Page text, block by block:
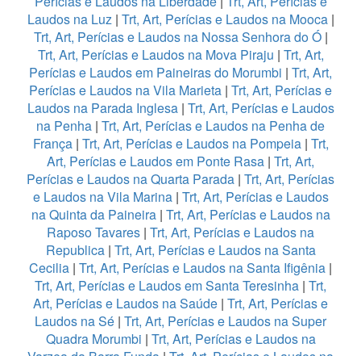
Laudos na Luz| Trt, Art, Perícias e Laudos na Mooca|
Trt, Art, Perícias e Laudos na Nossa Senhora do Ó|
Trt, Art, Perícias e Laudos na Mova Piraju | Trt, Art,
Perícias e Laudos em Paineiras do Morumbi | Trt, Art,
Perícias e Laudos na Vila Marieta | Trt, Art, Perícias e
Laudos na Parada Inglesa | Trt, Art, Perícias e Laudos
na Penha | Trt, Art, Perícias e Laudos na Penha de
França | Trt, Art, Perícias e Laudos na Pompeia| Trt,
Art, Perícias e Laudos em Ponte Rasa | Trt, Art,
Perícias e Laudos na Quarta Parada | Trt, Art, Perícias
e Laudos na Vila Marina| Trt, Art, Perícias e Laudos
na Quinta da Paineira| Trt, Art, Perícias e Laudos na
Raposo Tavares | Trt, Art, Perícias e Laudos na
Republica| Trt, Art, Perícias e Laudos na Santa
Cecilia | Trt, Art, Perícias e Laudos na Santa Ifigênia |
Trt, Art, Perícias e Laudos em Santa Teresinha | Trt,
Art, Perícias e Laudos na Saúde | Trt, Art, Perícias e
Laudos na Sé | Trt, Art, Perícias e Laudos na Super
Quadra Morumbi | Trt, Art, Perícias e Laudos na